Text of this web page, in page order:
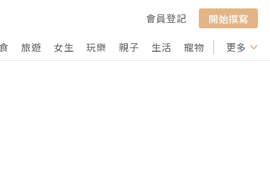
會員登記
開始撰寫
旅遊 女生 玩樂 親子 生活 寵物 行山 打卡
更多